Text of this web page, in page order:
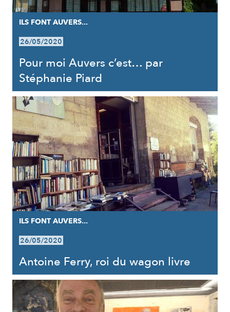
ILS FONT AUVERS...
26/05/2020
Pour moi Auvers c’est… par
Stéphanie Piard
ILS FONT AUVERS...
26/05/2020
Antoine Ferry, roi du wagon livre